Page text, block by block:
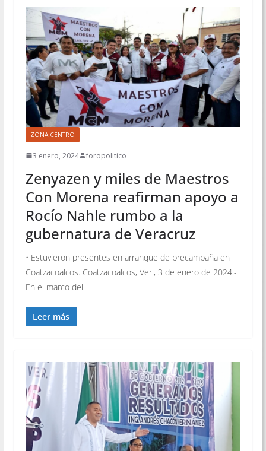
ZONA CENTRO
3 enero, 2024 foropolitico
Zenyazen y miles de Maestros
Con Morena reafirman apoyo a
Rocío Nahle rumbo a la
gubernatura de Veracruz
• Estuvieron presentes en arranque de precampaña en
Coatzacoalcos. Coatzacoalcos, Ver., 3 de enero de 2024.-
En el marco del
Leer más